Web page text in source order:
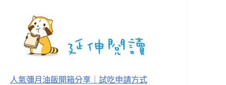
人氣彌月油飯開箱分享｜試吃申請方式